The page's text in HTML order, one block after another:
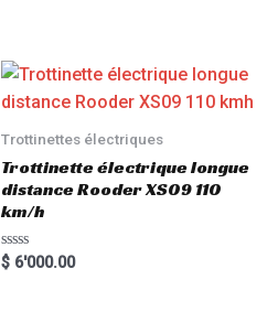
Trottinettes électriques
Trottinette électrique longue
distance Rooder XS09 110
km/h
R
a
$ 6'000.00